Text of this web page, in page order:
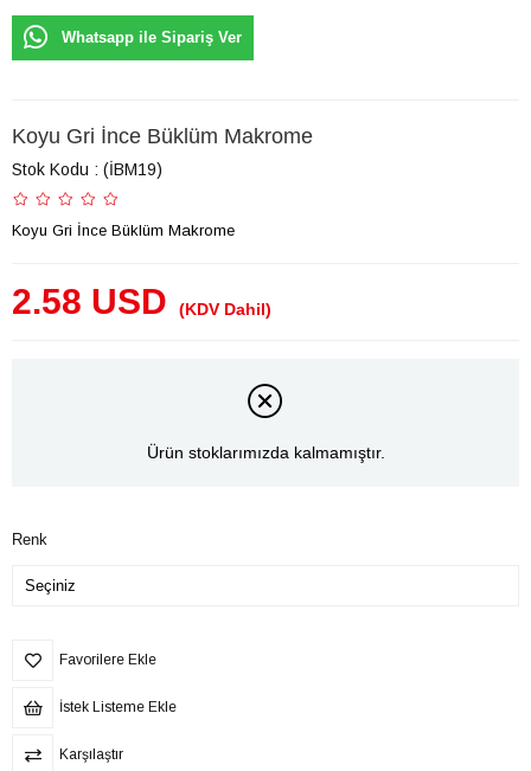
Whatsapp ile Sipariş Ver
Koyu Gri İnce Büklüm Makrome
Stok Kodu (İBM19)
Koyu Gri İnce Büklüm Makrome
2.58 USD (KDV Dahil)
Ürün stoklarımızda kalmamıştır.
Renk
Favorilere Ekle
İstek Listeme Ekle
Karşılaştır